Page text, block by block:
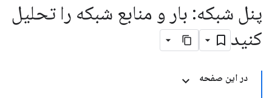
پنل شبکه: بار و منابع شبکه را تحلیل
کنید
در این صفحه